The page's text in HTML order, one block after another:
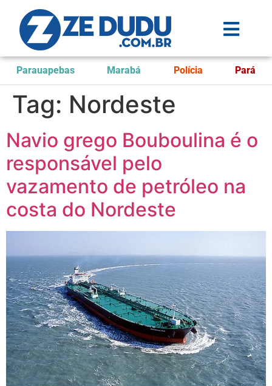
Parauapebas Marabá Polícia Pará
Tag: Nordeste
Navio grego Bouboulina é o
responsável pelo
vazamento de petróleo na
costa do Nordeste